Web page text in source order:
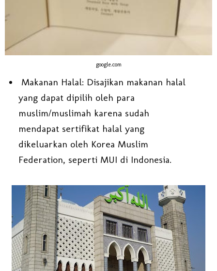
google.com
Makanan Halal: Disajikan makanan halal
yang dapat dipilih oleh para
muslim/muslimah karena sudah
mendapat sertifikat halal yang
dikeluarkan oleh Korea Muslim
Federation, seperti MUI di Indonesia.